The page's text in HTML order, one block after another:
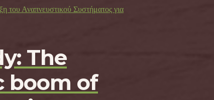
του Αναπνευστικού Συστήματος για
The
boom of